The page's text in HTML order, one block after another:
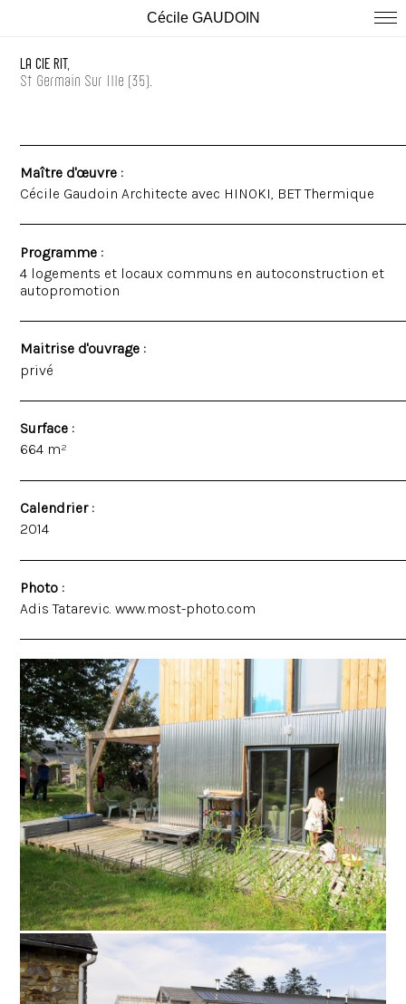
Cécile GAUDOIN
LA CIE RIT,
St Germain Sur Ille (35).
Maître d'œuvre :
Cécile Gaudoin Architecte avec HINOKI, BET Thermique
Programme :
4 logements et locaux communs en autoconstruction et
autopromotion
Maitrise d'ouvrage :
privé
Surface :
664 m²
Calendrier :
2014
Photo :
Adis Tatarevic.www.most-photo.com